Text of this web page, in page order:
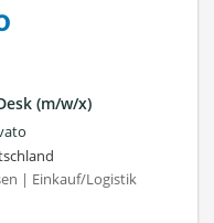
(m/w/x)
| Einkauf/Logistik